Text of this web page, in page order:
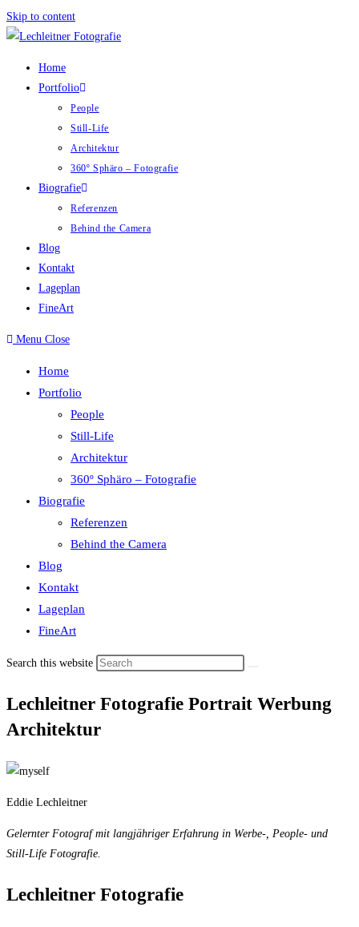
Skip to content
Home
Portfolio
People
Still-Life
Architektur
360º Sphäro – Fotografie
Biografie
Referenzen
Behind the Camera
Blog
Kontakt
Lageplan
FineArt
Menu Close
Home
Portfolio
People
Still-Life
Architektur
360º Sphäro – Fotografie
Biografie
Referenzen
Behind the Camera
Blog
Kontakt
Lageplan
FineArt
Search this website
Lechleitner Fotografie Portrait Werbung
Architektur
Eddie Lechleitner
Gelernter Fotograf mit langjähriger Erfahrung in Werbe-, People- und
Still-Life Fotografie.
Lechleitner Fotografie